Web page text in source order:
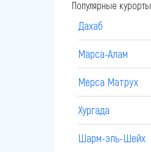
Популярные курорты
Дахаб
Марса-Алам
Мерса Матрух
Хургада
Шарм-эль-Шейх